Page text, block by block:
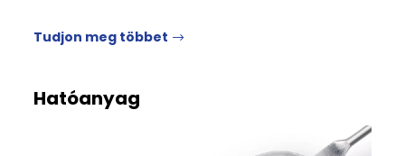
Tudjon meg többet
Hatóanyag